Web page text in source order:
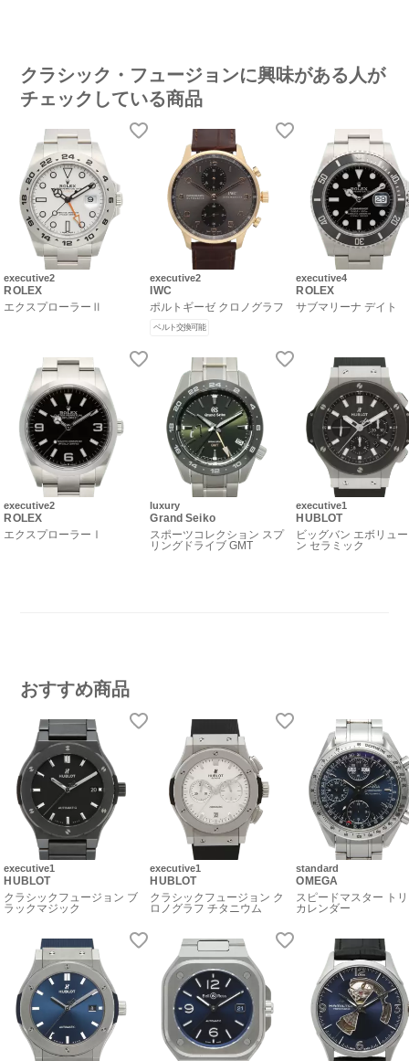
クラシック・フュージョンに興味がある人が
チェックしている商品
executive2
ROLEX
エクスプローラーⅡ
executive2
ROLEX
エクスプローラーⅠ
executive2
IWC
ポルトギーゼ クロノグラフ
ベルト交換可能
luxury
Grand Seiko
スポーツコレクション スプ
リングドライブ GMT
executive4
ROLEX
サブマリーナ デイト
executive1
HUBLOT
ビッグバン エボリュ
ン セラミック
おすすめ商品
executive1
HUBLOT
クラシックフュージョン ブ
ラックマジック
executive1
HUBLOT
クラシックフュージョン ク
ロノグラフ チタニウム
standard
OMEGA
スピードマスター ト
カレンダー